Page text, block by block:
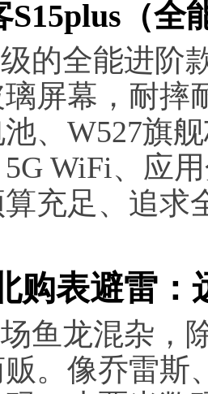
S15plus（全
的全能进阶
屏幕，耐摔
池、W527旗
WiFi、应
充足、追求
购表避雷：
鱼龙混杂，
。像乔雷斯